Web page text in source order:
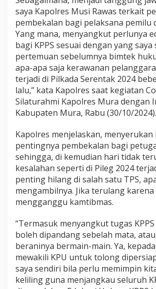
R
a
w
a
s
T
e
r
k
a
i
t
u
k
a
s
H
u
k
m
K
P
P
S
S
e
-
saya Kapolres Musi Rawas terkait
pembekalan bagi pelaksana pemilu
Yang mana, menyangkut perlunya
bagi KPPS sesuai dengan yang
pertemuan sebelumnya bimtek
apa-apa saja kerawanan
terjadi di Pilkada Serentak 2024
lalu,” kata Kapolres saat kegiatan
Silaturahmi Kapolres Mura dengan
Kabupaten Mura, Rabu (30/10/2024).
Kapolres menjelaskan, menyerukan
pentingnya pembekalan bagi
sehingga, di kemudian hari tidak
kesalahan seperti di Pileg 2024
penting hilang di salah satu TPS,
mengambilnya. Jika terulang
mengganggu kamtibmas.
“Termasuk menyangkut tugas
boleh dipandang sebelah mata,
beraninya bermain-main. Ya,
mewakili KPU untuk tolong
saya sendiri bila perlu memimpin
keliling guna menjangkau seluruh